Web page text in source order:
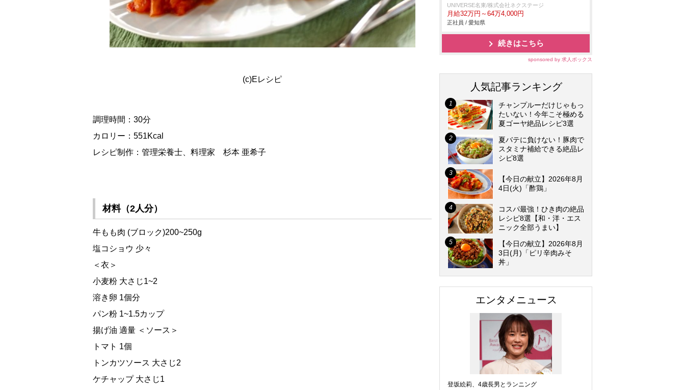
(c)Eレシピ
調理時間：30分
カロリー：551Kcal
レシピ制作：管理栄養士、料理家 杉本 亜希子
材料（2人分）
牛もも肉 (ブロック)200~250g
塩コショウ 少々
＜衣＞
小麦粉 大さじ1~2
溶き卵 1個分
パン粉 1~1.5カップ
揚げ油 適量 ＜ソース＞
トマト 1個
トンカツソース 大さじ2
ケチャップ 大さじ1
UNIVERSE名東/株式会社ネクステージ
月給32万円～64万4,000円
正社員 / 愛知県
続きはこちら
sponsored by 求人ボックス
人気記事ランキング
チャンプルーだけじゃもっ
たいない！今年こそ極める
夏ゴーヤ絶品レシピ3選
夏バテに負けない！豚肉で
スタミナ補給できる絶品レ
シピ8選
【今日の献立】2026年8月
4日(火)「酢鶏」
コスパ最強！ひき肉の絶品
レシピ8選【和・洋・エス
ニック全部うまい】
【今日の献立】2026年8月
3日(月)「ピリ辛肉みそ
丼」
エンタメニュース
登坂絵莉、4歳長男とランニング